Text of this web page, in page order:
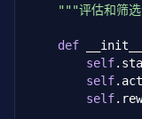
"""评估和筛
def
self
self
self